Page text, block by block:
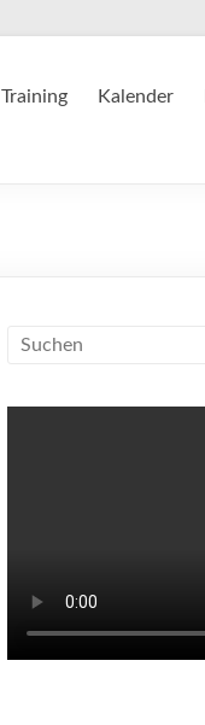
Training Kalender